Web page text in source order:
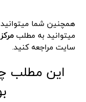
همچنین شما میتوانید
میتوانید به مطلب
سایت مراجعه کنید.
این مطلب